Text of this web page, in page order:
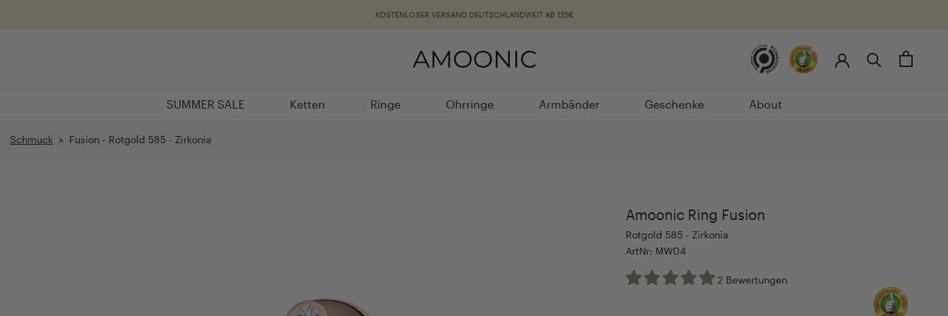
KOSTENLOSER VERSAND DEUTSCHLANDWEIT AB 125€
SUMMER SALE
SUMMER SALE
Ketten
Ketten
Ringe
Ringe
Ohrringe
Ohrringe
Armbänder
Armbänder
Geschenke
Geschenke
About
About
Schmuck > Fusion - Rotgold 585 - Zirkonia
Amoonic Ring Fusion
Rotgold 585 - Zirkonia
ArtNr: MW04
2 Bewertungen